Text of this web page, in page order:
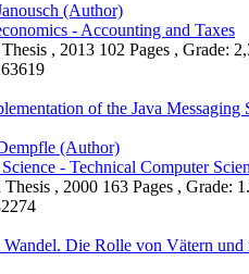
(Author)
- Accounting and Taxes
, 2013 102 Pages , Grade:
of the Java Messaging
(Author)
- Technical Computer
, 2000 163 Pages , Grade:
Die Rolle von Vätern